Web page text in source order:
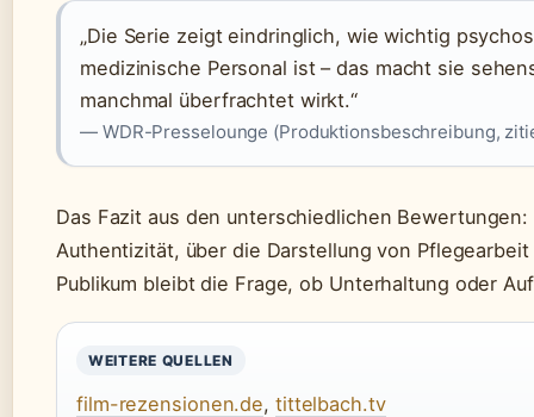
„Die Serie zeigt eindringlich, wie wichtig
medizinische Personal ist – das macht sie
manchmal überfrachtet wirkt.“
— WDR-Presselounge (Produktionsbeschreibung,
Das Fazit aus den unterschiedlichen
Authentizität, über die Darstellung von
Publikum bleibt die Frage, ob Unterhaltung oder
WEITERE QUELLEN
film-rezensionen.de, tittelbach.tv